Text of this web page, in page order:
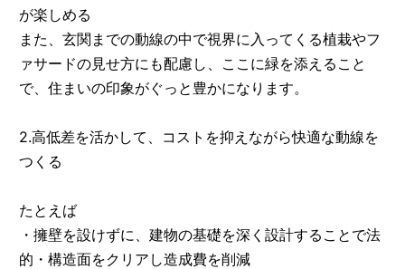
が楽しめる
また、玄関までの動線の中で視界に入ってくる植栽やフ
ァサードの見せ方にも配慮し、ここに緑を添えること
で、住まいの印象がぐっと豊かになります。
2.高低差を活かして、コストを抑えながら快適な動線を
つくる
たとえば
・擁壁を設けずに、建物の基礎を深く設計することで法
的・構造面をクリアし造成費を削減